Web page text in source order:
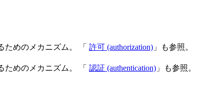
めのメカニズム。 「 許可 (authorization) 」も参照。
めのメカニズム。 「 認証 (authentication) 」も参照。